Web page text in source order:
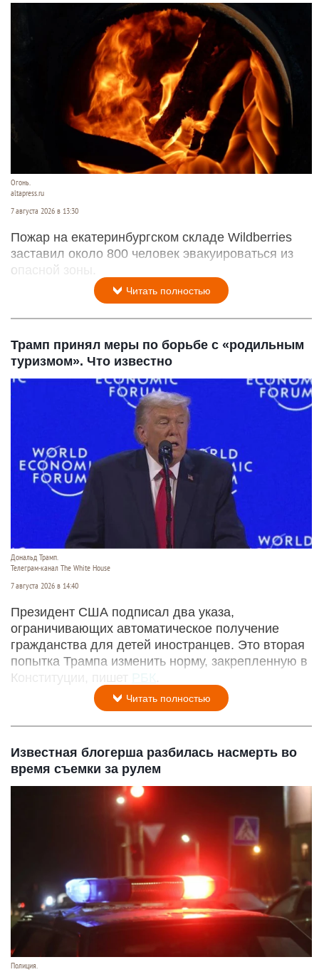
Огонь.
altapress.ru
7 августа 2026 в 13:30
Пожар на екатеринбургском складе Wildberries
заставил около 800 человек эвакуироваться из
опасной зоны.
Читать полностью
Трамп принял меры по борьбе с «родильным
туризмом». Что известно
Дональд Трамп.
Телеграм-канал The White House
7 августа 2026 в 14:40
Президент США подписал два указа,
ограничивающих автоматическое получение
гражданства для детей иностранцев. Это вторая
попытка Трампа изменить норму, закрепленную в
Конституции, пишет РБК
Читать полностью
Известная блогерша разбилась насмерть во
время съемки за рулем
Полиция.